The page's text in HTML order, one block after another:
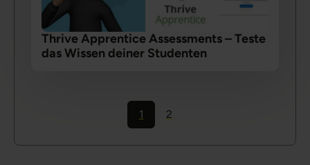
Thrive Apprentice Assessments – Teste
das Wissen deiner Studenten
1 2